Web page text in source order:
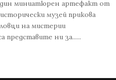
миниатюрен артефакт от
музей прикова
на мистерии
представите ни за......